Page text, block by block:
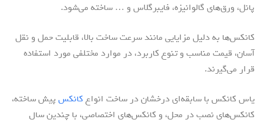
پانل، ورق‌های گالوانیزه، فایبرگلاس و … ساخته می‌شود.
کانکس‌ها به دلیل مزایایی مانند سرعت ساخت بالا، قابلیت حمل و نقل
آسان، قیمت مناسب و تنوع کاربرد، در موارد مختلفی مورد استفاده
قرار می‌گیرند.
یاس کانکس با سابقه‌ای درخشان در ساخت انواعکانکسپیش ساخته،
کانکس‌های نصب در محل، و کانکس‌های اختصاصی، با چندین سال